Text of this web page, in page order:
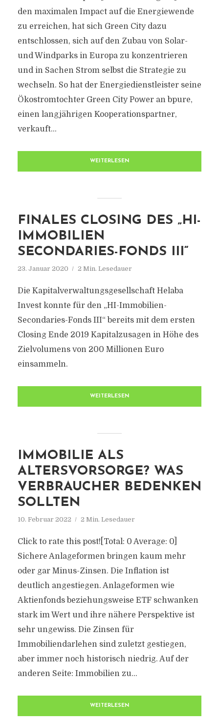
den maximalen Impact auf die Energiewende
zu erreichen, hat sich Green City dazu
entschlossen, sich auf den Zubau von Solar-
und Windparks in Europa zu konzentrieren
und in Sachen Strom selbst die Strategie zu
wechseln. So hat der Energiedienstleister seine
Ökostromtochter Green City Power an bpure,
einen langjährigen Kooperationspartner,
verkauft...
WEITERLESEN
FINALES CLOSING DES „HI-
IMMOBILIEN
SECONDARIES-FONDS III“
23. Januar 2020 2 Min. Lesedauer
Die Kapitalverwaltungsgesellschaft Helaba
Invest konnte für den „HI-Immobilien-
Secondaries-Fonds III“ bereits mit dem ersten
Closing Ende 2019 Kapitalzusagen in Höhe des
Zielvolumens von 200 Millionen Euro
einsammeln.
WEITERLESEN
IMMOBILIE ALS
ALTERSVORSORGE? WAS
VERBRAUCHER BEDENKEN
SOLLTEN
10. Februar 2022 2 Min. Lesedauer
Click to rate this post![Total: 0 Average: 0]
Sichere Anlageformen bringen kaum mehr
oder gar Minus-Zinsen. Die Inflation ist
deutlich angestiegen. Anlageformen wie
Aktienfonds beziehungsweise ETF schwanken
stark im Wert und ihre nähere Perspektive ist
sehr ungewiss. Die Zinsen für
Immobiliendarlehen sind zuletzt gestiegen,
aber immer noch historisch niedrig. Auf der
anderen Seite: Immobilien zu...
WEITERLESEN